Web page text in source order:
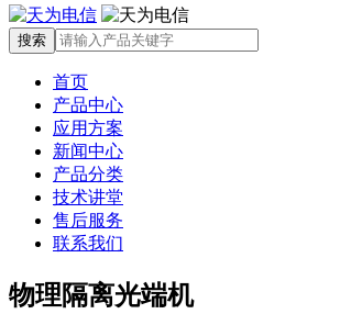
首页
产品中心
应用方案
新闻中心
产品分类
技术讲堂
售后服务
联系我们
物理隔离光端机